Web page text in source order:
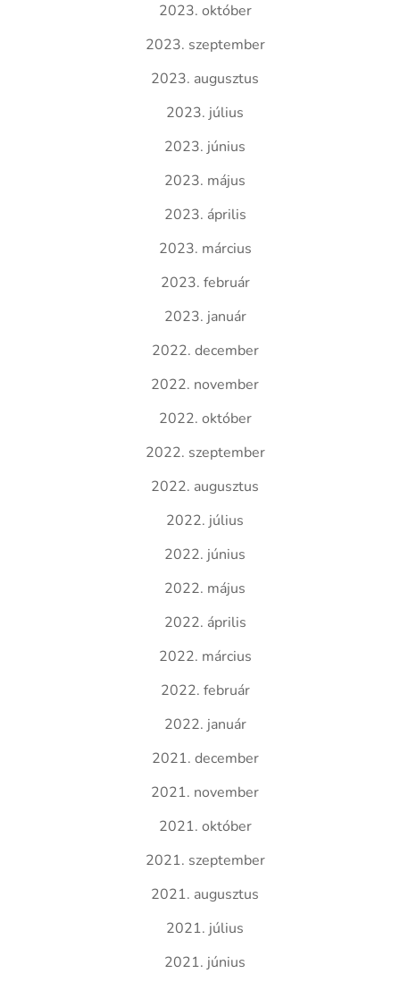
2023. október
2023. szeptember
2023. augusztus
2023. július
2023. június
2023. május
2023. április
2023. március
2023. február
2023. január
2022. december
2022. november
2022. október
2022. szeptember
2022. augusztus
2022. július
2022. június
2022. május
2022. április
2022. március
2022. február
2022. január
2021. december
2021. november
2021. október
2021. szeptember
2021. augusztus
2021. július
2021. június